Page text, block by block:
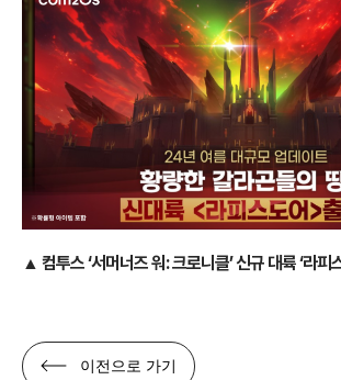
▲ 컴투스 ‘서머너즈 워: 크로니클’신규 대륙 ‘라피
이전으로 가기